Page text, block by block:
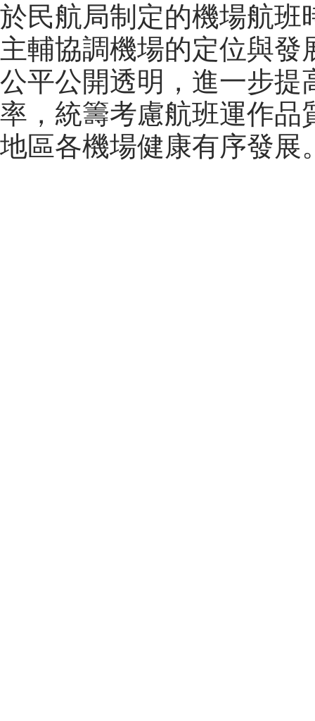
於民航局制定的機場航班
主輔協調機場的定位與
公平公開透明，進一步提
率，統籌考慮航班運作品
地區各機場健康有序發展